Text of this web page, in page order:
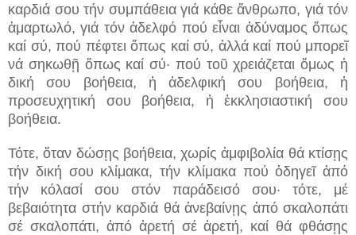
καρδιά σου τήν συμπάθεια γιά κάθε ἄνθρωπο, γιά τόν
ἁμαρτωλό, γιά τόν ἀδελφό πού εἶναι ἀδύναμος ὅπως
καί σύ, πού πέφτει ὅπως καί σύ, ἀλλά καί πού μπορεῖ
νά σηκωθῇ ὅπως καί σύ· πού τοῦ χρειάζεται ὅμως ἡ
δική σου βοήθεια, ἡ ἀδελφική σου βοήθεια, ἡ
προσευχητική σου βοήθεια, ἡ ἐκκλησιαστική σου
βοήθεια.
Τότε, ὅταν δώσῃς βοήθεια, χωρίς ἀμφιβολία θά κτίσῃς
τήν δική σου κλίμακα, τήν κλίμακα πού ὁδηγεῖ ἀπό
τήν κόλασί σου στόν παράδεισό σου· τότε, μέ
βεβαιότητα στήν καρδιά θά ἀνεβαίνῃς ἀπό σκαλοπάτι
σέ σκαλοπάτι, ἀπό ἀρετή σέ ἀρετή, καί θά φθάσῃς